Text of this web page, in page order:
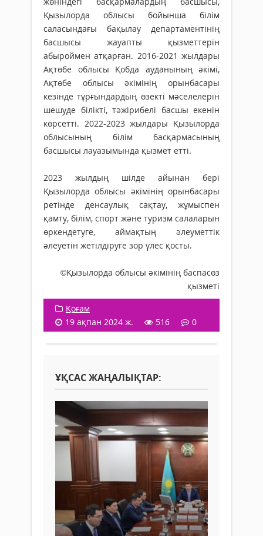
Қызылорда облысы бойынша білім
саласындағы бақылау департаментінің
басшысы жауапты қызметтерін
абыроймен атқарған. 2016-2021 жылдары
Ақтөбе облысы Қобда ауданының әкімі,
Ақтөбе облысы әкімінің орынбасары
кезінде тұрғындардың өзекті мәселелерін
шешуде білікті, тәжірибелі басшы екенін
көрсетті. 2022-2023 жылдары Қызылорда
облысының білім басқармасының
басшысы лауазымында қызмет етті.
2023 жылдың шілде айынан бері
Қызылорда облысы әкімінің орынбасары
ретінде денсаулық сақтау, жұмыспен
қамту, білім, спорт және туризм салаларын
өркендетуге, аймақтың әлеуметтік
әлеуетін жетілдіруге зор үлес қосты.
©Қызылорда облысы әкімінің баспасөз
қызметі
Қоғам
19 ақпан 2024 ж.
516 0
ҰҚСАС ЖАҢАЛЫҚТАР: